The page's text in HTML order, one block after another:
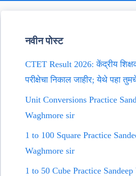
नवीन पोस्ट
CTET Result 2026: केंद्रीय
परीक्षेचा निकाल जाहीर; येथे पहा
Unit Conversions Practice
Waghmore sir
1 to 100 Square Practice
Waghmore sir
1 to 50 Cube Practice